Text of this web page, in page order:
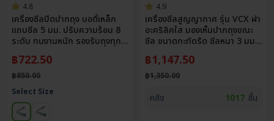
4.8
เครื่องซีลปิดปากถุง บอดี้เหล็ก
แถบซีล 5 มม. ปรับความร้อน 8
ระดับ ทนงานหนัก รองรับถุงทุก
฿722.50
฿850.00
Select Size
4.9
เครื่องซีลสูญญากาศ รุ่น VCX ฝา
อะคริลิคใส มองเห็นปากถุงขณะ
ซีล ขนาดกะทัดรัด ซีลหนา 3 มม.
฿1,147.50
฿1,350.00
คลัง 1017 ชิ้น